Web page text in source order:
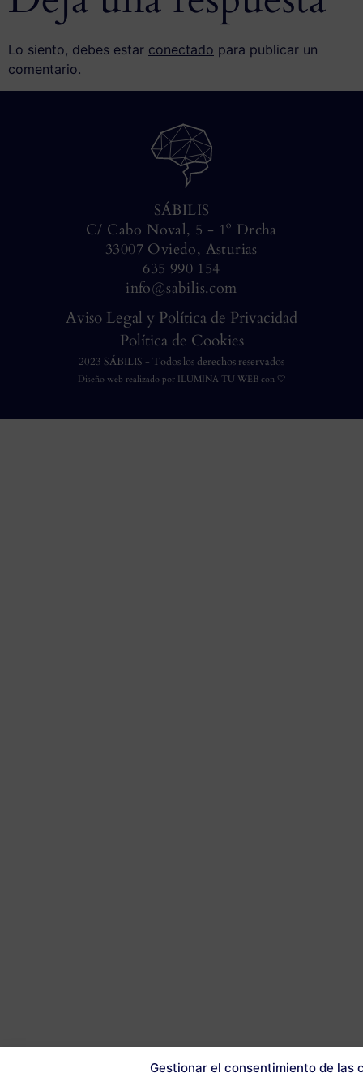
Gestionar el consentimiento de las
Lo siento, debes estar conectado para publicar un
comentario.
SÁBILIS
C/ Cabo Noval, 5 - 1º Drcha
33007 Oviedo, Asturias
635 990 154
info@sabilis.com
Aviso Legal y Política de Privacidad
Política de Cookies
2023 SÁBILIS - Todos los derechos reservados
Diseño web realizado por ILUMINA TU WEBcon 🤍